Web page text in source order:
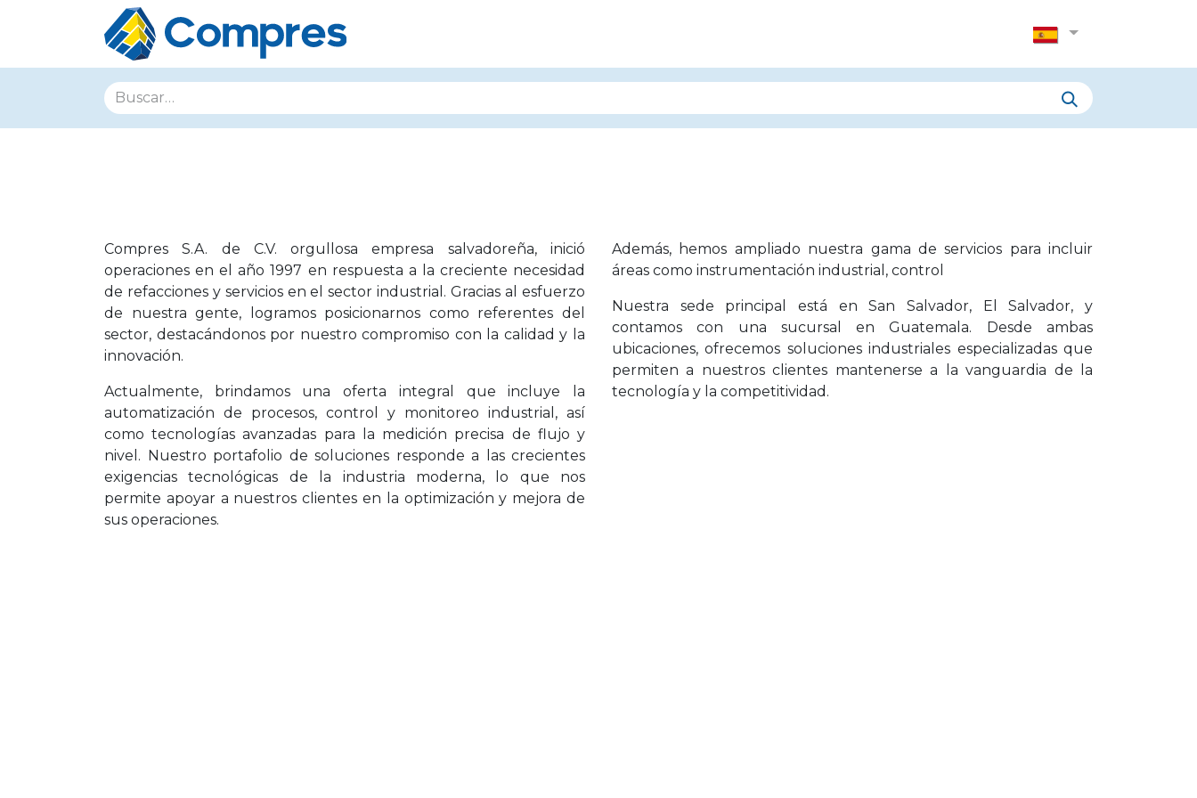
Compres S.A. de C.V. orgullosa empresa salvadoreña, inició
operaciones en el año 1997 en respuesta a la creciente necesidad
de refacciones y servicios en el sector industrial. Gracias al esfuerzo
de nuestra gente, logramos posicionarnos como referentes del
sector, destacándonos por nuestro compromiso con la calidad y la
innovación.
Actualmente, brindamos una oferta integral que incluye la
automatización de procesos, control y monitoreo industrial, así
como tecnologías avanzadas para la medición precisa de flujo y
nivel. Nuestro portafolio de soluciones responde a las crecientes
exigencias tecnológicas de la industria moderna, lo que nos
permite apoyar a nuestros clientes en la optimización y mejora de
sus operaciones.
Además, hemos ampliado nuestra gama de servicios para incluir
áreas como instrumentación industrial, control
Nuestra sede principal está en San Salvador, El Salvador, y
contamos con una sucursal en Guatemala. Desde ambas
ubicaciones, ofrecemos soluciones industriales especializadas que
permiten a nuestros clientes mantenerse a la vanguardia de la
tecnología y la competitividad.